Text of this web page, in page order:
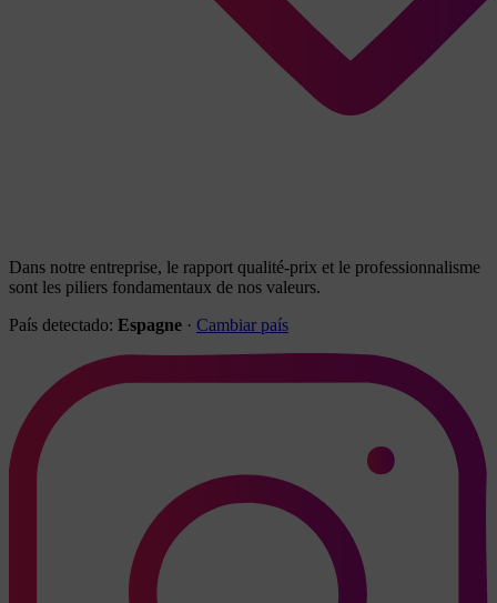
Dans notre entreprise, le rapport qualité-prix et le professionnalisme
sont les piliers fondamentaux de nos valeurs.
País detectado: Espagne · Cambiar país